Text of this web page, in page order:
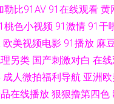
勒比91AV 91在线观看 黄
桃色小视频 91激情 91干
欧美视频电影 91播放 麻
另类 国产刺激对白 在
成人微拍福利导航 亚洲
在线播放 狠狠撸第四色